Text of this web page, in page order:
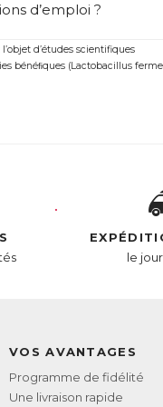
* Ail noir breveté
d’emploi ?
d’études scientifiques
bénéﬁques (Lactobacillus
le
VOS AVANTAGES
Programme de fidélité
Une livraison rapide